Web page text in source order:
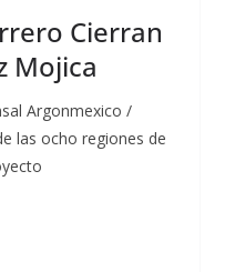
Cierran
Mojica
Argonmexico /
las ocho regiones de